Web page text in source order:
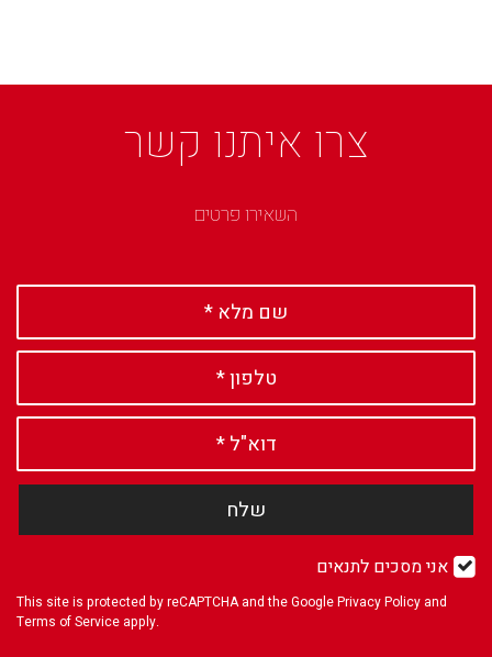
צרו איתנו קשר
השאירו פרטים
שלח
אני מסכים לתנאים
This site is protected by reCAPTCHA and the GooglePrivacy Policy and
Terms of Service apply.